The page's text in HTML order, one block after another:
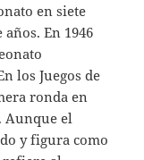
en siete
En 1946
los Juegos de
ronda en
Aunque el
y figura como